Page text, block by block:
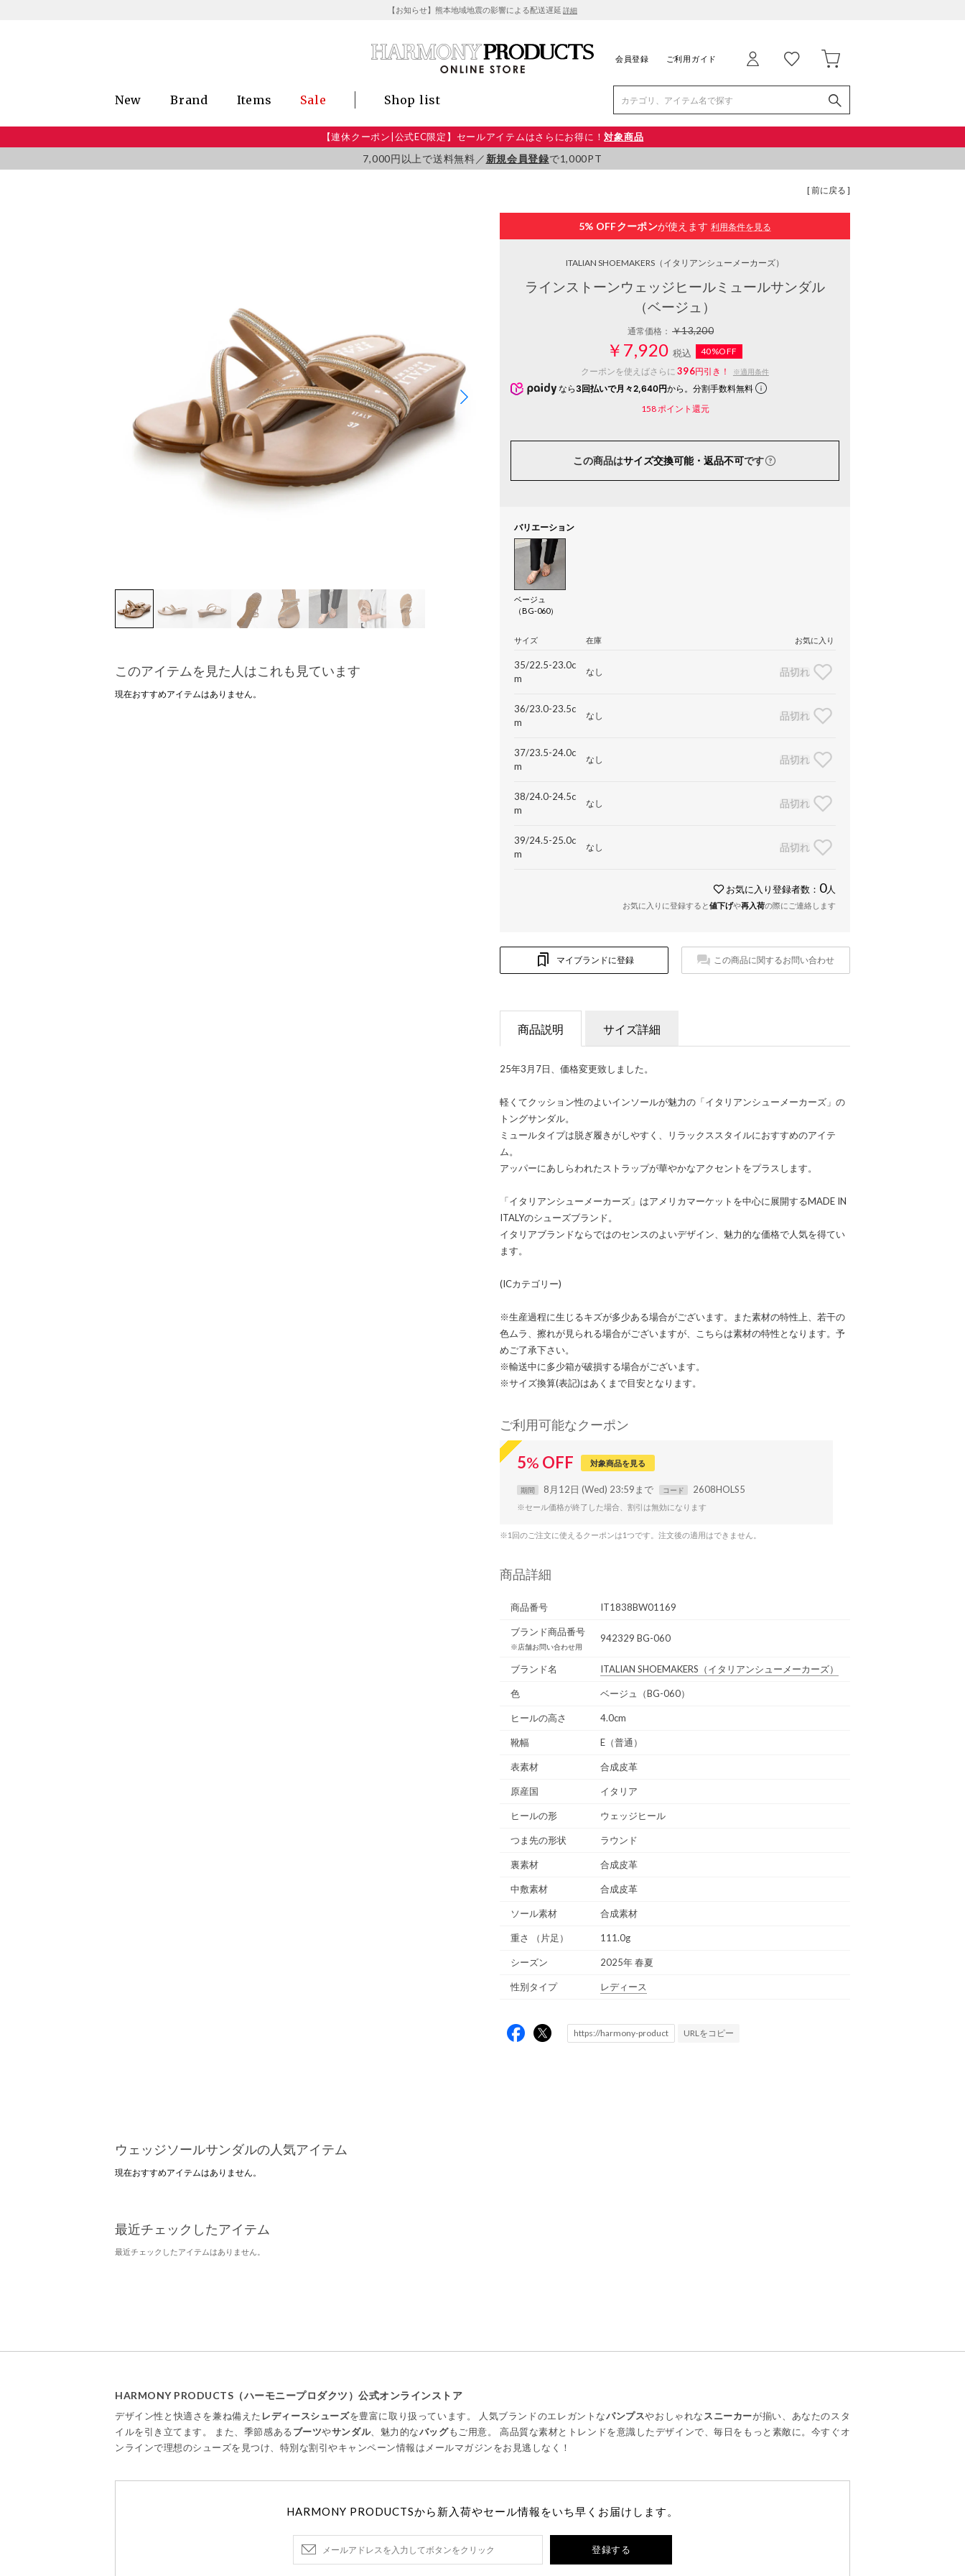
【お知らせ】熊本地域地震の影響による配送遅延 詳細
会員登録 ご利用ガイド
New Brand Items Sale Shop list
【連休クーポン|公式EC限定】セールアイテムはさらにお得に！対象商品
7,000円以上で送料無料／ 新規会員登録で1,000PT
[ 前に戻る ]
このアイテムを見た人はこれも見ています
現在おすすめアイテムはありません。
5% OFFクーポンが使えます 利用条件を見る
ITALIAN SHOEMAKERS （イタリアンシューメーカーズ）
ラインストーンウェッジヒールミュールサンダル
（ベージュ）
通常価格：￥13,200
￥7,920 税込
40%OFF
クーポンを使えばさらに396円引き！ ※適用条件
なら 3回払いで月々2,640円から。分割手数料無料
158ポイント還元
この商品はサイズ交換可能・返品不可です
バリエーション
ベージュ
（BG-060）
サイズ 在庫 お気に入り
35/22.5-23.0c
m
なし 品切れ
36/23.0-23.5c
m
なし 品切れ
37/23.5-24.0c
m
なし 品切れ
38/24.0-24.5c
m
なし 品切れ
39/24.5-25.0c
m
なし 品切れ
お気に入り登録者数： 0人
お気に入りに登録すると値下げや再入荷の際にご連絡します
マイブランドに登録 この商品に関するお問い合わせ
商品説明 サイズ詳細
25年3月7日、価格変更致しました。
軽くてクッション性のよいインソールが魅力の「イタリアンシューメーカーズ」の
トングサンダル。
ミュールタイプは脱ぎ履きがしやすく、リラックススタイルにおすすめのアイテ
ム。
アッパーにあしらわれたストラップが華やかなアクセントをプラスします。
「イタリアンシューメーカーズ」はアメリカマーケットを中心に展開するMADE IN
ITALYのシューズブランド。
イタリアブランドならではのセンスのよいデザイン、魅力的な価格で人気を得てい
ます。
(ICカテゴリー)
※生産過程に生じるキズが多少ある場合がございます。また素材の特性上、若干の
色ムラ、擦れが見られる場合がございますが、こちらは素材の特性となります。予
めご了承下さい。
※輸送中に多少箱が破損する場合がございます。
※サイズ換算(表記)はあくまで目安となります。
ご利用可能なクーポン
5% OFF 対象商品を見る
期間 8月12日 (Wed) 23:59まで コード 2608HOLS5
※セール価格が終了した場合、割引は無効になります
※1回のご注文に使えるクーポンは1つです。注文後の適用はできません。
商品詳細
商品番号 IT1838BW01169
ブランド商品番号
※店舗お問い合わせ用
942329 BG-060
ブランド名 ITALIAN SHOEMAKERS （イタリアンシューメーカーズ）
色 ベージュ（BG-060）
ヒールの高さ 4.0cm
靴幅 E（普通）
表素材 合成皮革
原産国 イタリア
ヒールの形 ウェッジヒール
つま先の形状 ラウンド
裏素材 合成皮革
中敷素材 合成皮革
ソール素材 合成素材
重さ （片足） 111.0g
シーズン 2025年 春夏
性別タイプ レディース
URLをコピー
ウェッジソールサンダルの人気アイテム
現在おすすめアイテムはありません。
最近チェックしたアイテム
最近チェックしたアイテムはありません。
HARMONY PRODUCTS（ハーモニープロダクツ）公式オンラインストア
デザイン性と快適さを兼ね備えた レディースシューズを豊富に取り扱っています。 人気ブランドのエレガントなパンプスやおしゃれな スニーカーが揃い、あなたのスタ
イルを引き立てます。 また、季節感あるブーツやサンダル、魅力的なバッグもご用意。 高品質な素材とトレンドを意識したデザインで、毎日をもっと素敵に。今すぐオ
ンラインで理想のシューズを見つけ、特別な割引やキャンペーン情報はメールマガジンをお見逃しなく！
HARMONY PRODUCTSから新入荷やセール情報をいち早くお届けします。
登録する